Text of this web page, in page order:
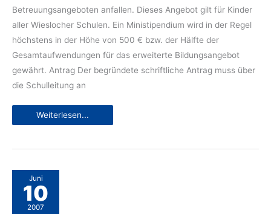
Betreuungsangeboten anfallen. Dieses Angebot gilt für Kinder
aller Wieslocher Schulen. Ein Ministipendium wird in der Regel
höchstens in der Höhe von 500 € bzw. der Hälfte der
Gesamtaufwendungen für das erweiterte Bildungsangebot
gewährt. Antrag Der begründete schriftliche Antrag muss über
die Schulleitung an
Ministipendien
Weiterlesen...
Juni
10
2007